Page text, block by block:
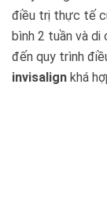
điều trị thực tế
bình 2 tuần và di
đến quy trình
invisalign khá